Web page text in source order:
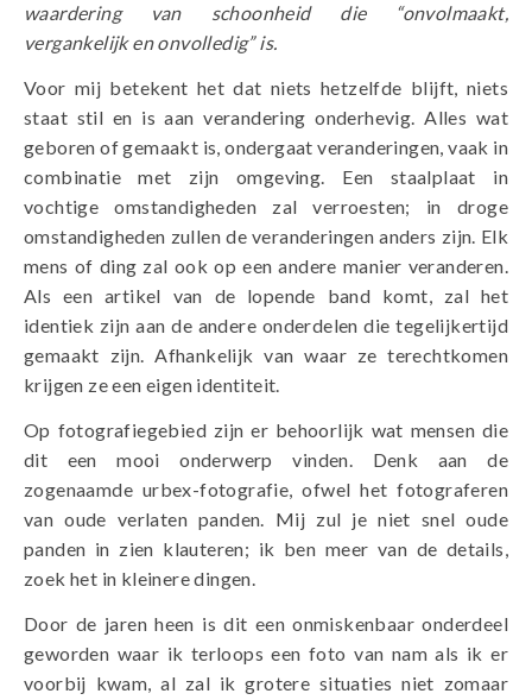
waardering van schoonheid die “onvolmaakt,
vergankelijk en onvolledig” is.
Voor mij betekent het dat niets hetzelfde blijft, niets
staat stil en is aan verandering onderhevig. Alles wat
geboren of gemaakt is, ondergaat veranderingen, vaak in
combinatie met zijn omgeving. Een staalplaat in
vochtige omstandigheden zal verroesten; in droge
omstandigheden zullen de veranderingen anders zijn. Elk
mens of ding zal ook op een andere manier veranderen.
Als een artikel van de lopende band komt, zal het
identiek zijn aan de andere onderdelen die tegelijkertijd
gemaakt zijn. Afhankelijk van waar ze terechtkomen
krijgen ze een eigen identiteit.
Op fotografiegebied zijn er behoorlijk wat mensen die
dit een mooi onderwerp vinden. Denk aan de
zogenaamde urbex-fotografie, ofwel het fotograferen
van oude verlaten panden. Mij zul je niet snel oude
panden in zien klauteren; ik ben meer van de details,
zoek het in kleinere dingen.
Door de jaren heen is dit een onmiskenbaar onderdeel
geworden waar ik terloops een foto van nam als ik er
voorbij kwam, al zal ik grotere situaties niet zomaar